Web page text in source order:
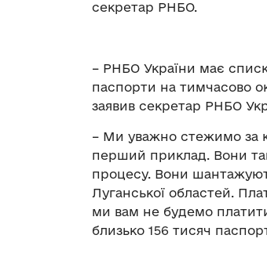
секретар РНБО.
– РНБО України має
паспорти на тимчасово
заявив секретар РНБО
– Ми уважно стежимо за
перший приклад. Вони
процесу. Вони
Луганської областей.
ми вам не будемо
близько 156 тисяч